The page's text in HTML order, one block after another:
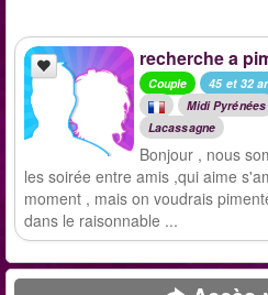
recherche a
Couple
45 et 32
Midi Pyrénées
Lacassagne
Bonjour , nous
les soirée entre amis ,qui aime
moment , mais on voudrais
dans le raisonnable ...